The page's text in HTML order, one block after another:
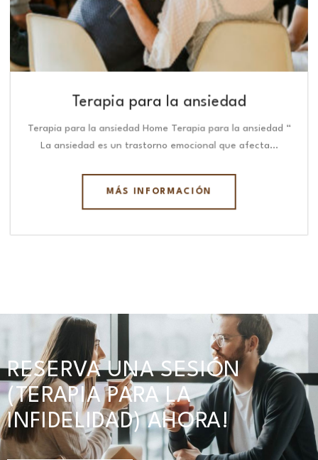
Terapia para la ansiedad
Terapia para la ansiedad Home Terapia para la ansiedad “
La ansiedad es un trastorno emocional que afecta…
MÁS INFORMACIÓN
RESERVA UNA SESIÓN
(TERAPIA PARA LA
INFIDELIDAD) AHORA!